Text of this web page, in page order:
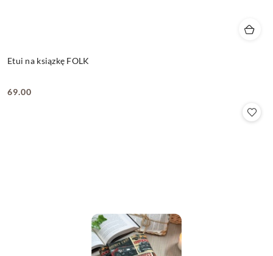
Etui na ksiązkę FOLK
Cena:
69.00